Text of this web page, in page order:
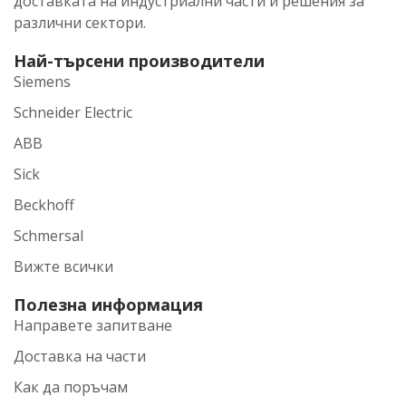
различни сектори.
Най-търсени производители
Siemens
Schneider Electric
ABB
Sick
Beckhoff
Schmersal
Вижте всички
Полезна информация
Направете запитване
Доставка на части
Как да поръчам